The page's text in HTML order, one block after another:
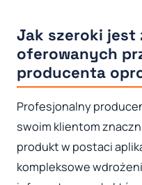
Jak szeroki jest
oferowanych
producenta
Profesjonalny
swoim klientom
produkt w postaci
kompleksowe